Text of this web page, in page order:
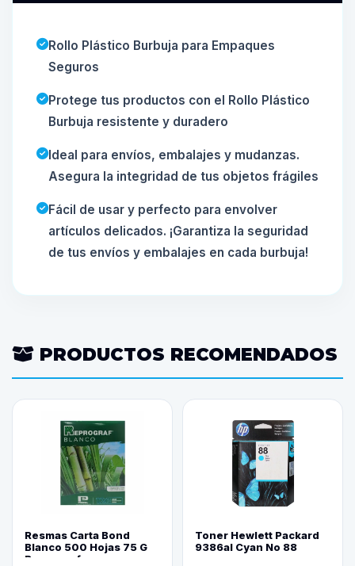
Rollo Plástico Burbuja para Empaques
Seguros
Protege tus productos con el Rollo Plástico
Burbuja resistente y duradero
Ideal para envíos, embalajes y mudanzas.
Asegura la integridad de tus objetos frágiles
Fácil de usar y perfecto para envolver
artículos delicados. ¡Garantiza la seguridad
de tus envíos y embalajes en cada burbuja!
PRODUCTOS RECOMENDADOS
Resmas Carta Bond
Blanco 500 Hojas 75 G
Reprograf.
Toner Hewlett Packard
9386al Cyan No 88